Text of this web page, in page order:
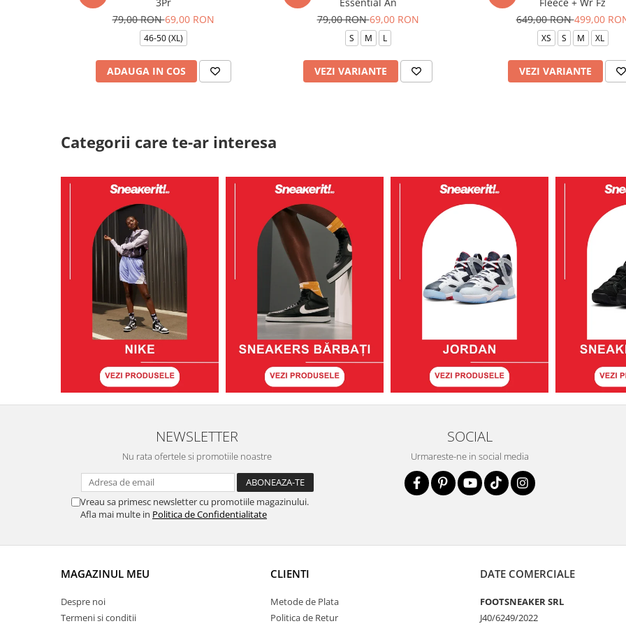
79,00 RON69,00 RON
46-50 (XL)
ADAUGA IN COS
79,00 RON69,00 RON
S M L
VEZI VARIANTE
649,00 RON499,00
XS S M XL
VEZI VARIANTE
Categorii care te-ar interesa
NEWSLETTER
Nu rata ofertele si promotiile noastre
Vreau sa primesc newsletter cu promotiile magazinului.
Afla mai multe in Politica de Confidentialitate
SOCIAL
Urmareste-ne in social media
MAGAZINUL MEU
Despre noi
Termeni si conditii
CLIENTI
Metode de Plata
Politica de Retur
DATE COMERCIALE
FOOTSNEAKER SRL
J40/6249/2022